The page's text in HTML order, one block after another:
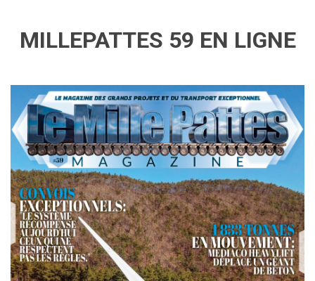
MILLEPATTES 59 EN LIGNE